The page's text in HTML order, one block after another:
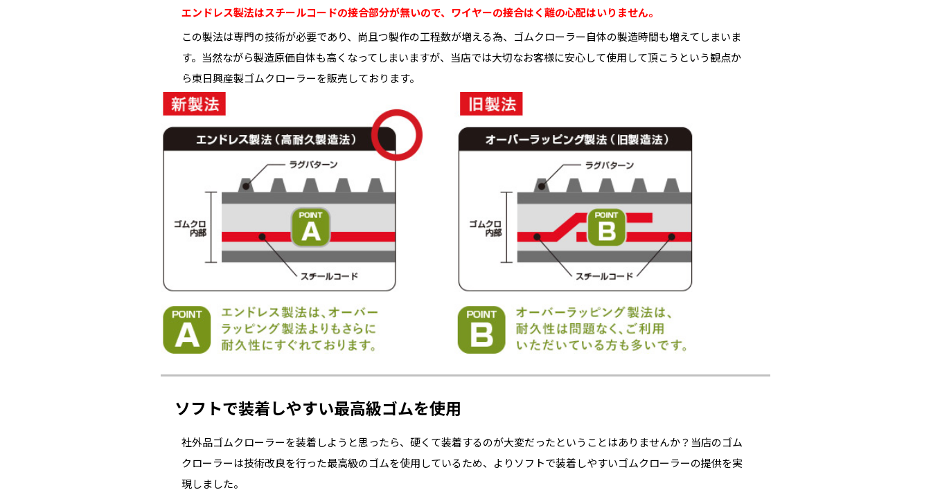
エンドレス製法はスチールコードの接合部分が無いので、ワイヤーの接合はく離の心配はいりません。
この製法は専門の技術が必要であり、尚且つ製作の工程数が増える為、ゴムクローラー自体の製造時間も増えてしまいま
す。当然ながら製造原価自体も高くなってしまいますが、当店では大切なお客様に安心して使用して頂こうという観点か
ら東日興産製ゴムクローラーを販売しております。
ソフトで装着しやすい最高級ゴムを使用
社外品ゴムクローラーを装着しようと思ったら、硬くて装着するのが大変だったということはありませんか？当店のゴム
クローラーは技術改良を行った最高級のゴムを使用しているため、よりソフトで装着しやすいゴムクローラーの提供を実
現しました。